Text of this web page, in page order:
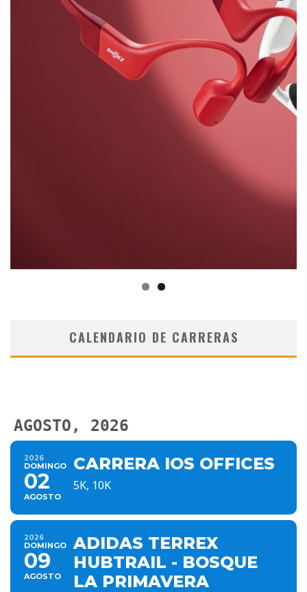
CALENDARIO DE CARRERAS
AGOSTO, 2026
2026
DOMINGO
02
AGOSTO
CARRERA IOS OFFICES
5K, 10K
2026
DOMINGO
09
AGOSTO
ADIDAS TERREX
HUBTRAIL - BOSQUE
LA PRIMAVERA